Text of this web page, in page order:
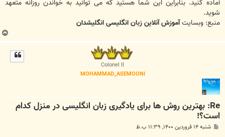
آماده کنید. بنابراین این شما هستید که می توانید به خواندن روزانه متعهد
شوید.
منبع: وبسایتآموزش آنلاین زبان انگلیسی انگلیشدان
Colonel II
MOHAMMAD_ASEMOONI
Re: بهترین روش ها برای یادگیری زبان انگلیسی در منزل کدام
است؟!
شنبه ۱۴ فروردین ۱۴۰۰, ۱۱:۳۹ ب.ظ